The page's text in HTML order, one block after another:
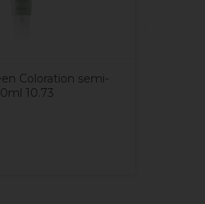
Coloration semi-
10.73